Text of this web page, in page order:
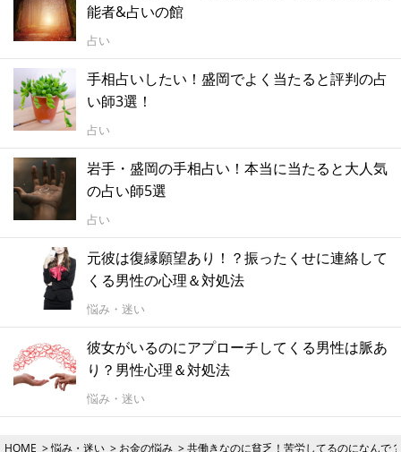
能者&占いの館
占い
手相占いしたい！盛岡でよく当たると評判の占
い師3選！
占い
岩手・盛岡の手相占い！本当に当たると大人気
の占い師5選
占い
元彼は復縁願望あり！？振ったくせに連絡して
くる男性の心理＆対処法
悩み・迷い
彼女がいるのにアプローチしてくる男性は脈あ
り？男性心理＆対処法
悩み・迷い
HOME 悩み・迷い お金の悩み 共働きなのに貧乏！苦労してるのになんで